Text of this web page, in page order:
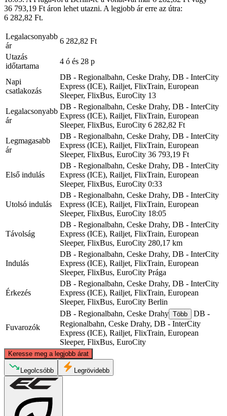
36 793,19 Ft áron lehet utazni. A legjobb ár erre az útra:
6 282,82 Ft.
Legalacsonyabb
ár
6 282,82 Ft
Utazás
időtartama
4 ó és 28 p
Napi
csatlakozás
DB - Regionalbahn, Ceske Drahy, DB - InterCity
Express (ICE), Railjet, FlixTrain, European
Sleeper, FlixBus, EuroCity 13
Legalacsonyabb
ár
DB - Regionalbahn, Ceske Drahy, DB - InterCity
Express (ICE), Railjet, FlixTrain, European
Sleeper, FlixBus, EuroCity 6 282,82 Ft
Legmagasabb
ár
DB - Regionalbahn, Ceske Drahy, DB - InterCity
Express (ICE), Railjet, FlixTrain, European
Sleeper, FlixBus, EuroCity 36 793,19 Ft
Első indulás
DB - Regionalbahn, Ceske Drahy, DB - InterCity
Express (ICE), Railjet, FlixTrain, European
Sleeper, FlixBus, EuroCity 0:33
Utolsó indulás
DB - Regionalbahn, Ceske Drahy, DB - InterCity
Express (ICE), Railjet, FlixTrain, European
Sleeper, FlixBus, EuroCity 18:05
Távolság
DB - Regionalbahn, Ceske Drahy, DB - InterCity
Express (ICE), Railjet, FlixTrain, European
Sleeper, FlixBus, EuroCity 280,17 km
Indulás
DB - Regionalbahn, Ceske Drahy, DB - InterCity
Express (ICE), Railjet, FlixTrain, European
Sleeper, FlixBus, EuroCity Prága
Érkezés
DB - Regionalbahn, Ceske Drahy, DB - InterCity
Express (ICE), Railjet, FlixTrain, European
Sleeper, FlixBus, EuroCity Berlin
Fuvarozók
DB - Regionalbahn, Ceske Drahy Több
DB -
Regionalbahn, Ceske Drahy, DB - InterCity
Express (ICE), Railjet, FlixTrain, European
Sleeper, FlixBus, EuroCity
Keresse meg a legjobb árat
Berlin
©CARTO, ©
Legolcsóbb Legrövidebb